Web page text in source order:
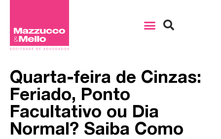
Quarta-feira de Cinzas:
Feriado, Ponto
Facultativo ou Dia
Normal? Saiba Como